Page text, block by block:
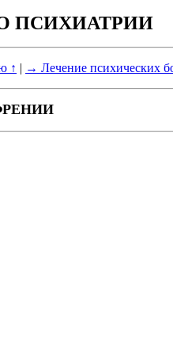
ПСИХИАТРИИ
↑ | → Лечение психических